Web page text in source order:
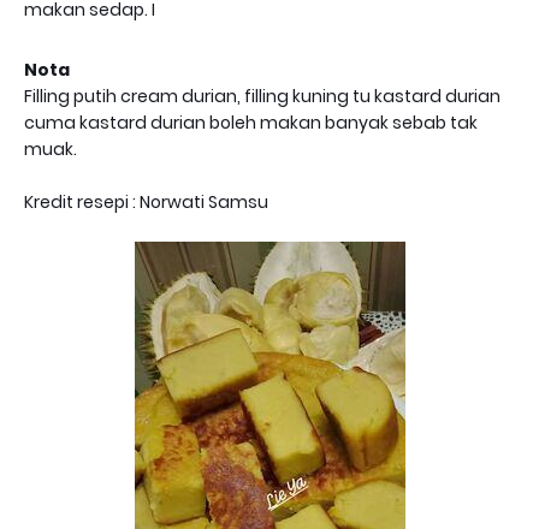
makan sedap. I
Nota
Filling putih cream durian, filling kuning tu kastard durian
cuma kastard durian boleh makan banyak sebab tak
muak.
Kredit resepi : Norwati Samsu